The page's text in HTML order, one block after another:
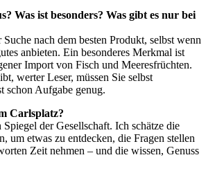
Was ist besonders? Was gibt es nur bei
nach dem besten Produkt, selbst wenn
anbieten. Ein besonderes Merkmal ist
Import von Fisch und Meeresfrüchten.
werter Leser, müssen Sie selbst
schon Aufgabe genug.
Carlsplatz?
der Gesellschaft. Ich schätze die
um etwas zu entdecken, die Fragen stellen
Zeit nehmen – und die wissen, Genuss